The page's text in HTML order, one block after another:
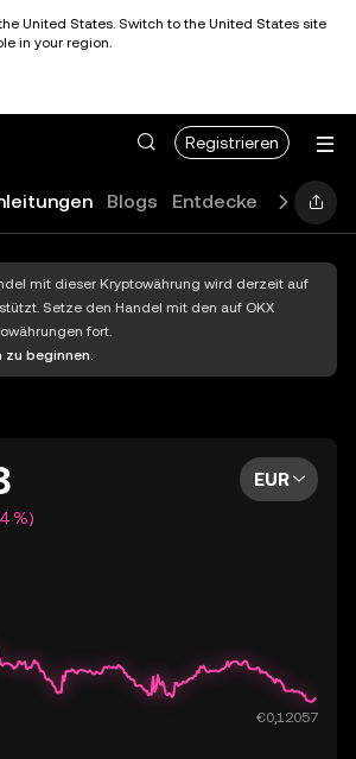
United States. Switch to the United States site
in your region.
Registrieren
Blogs Entdecken FAQ
mit dieser Kryptowährung wird derzeit auf
Setze den Handel mit den auf OKX
fort.
zu beginnen.
%)
EUR